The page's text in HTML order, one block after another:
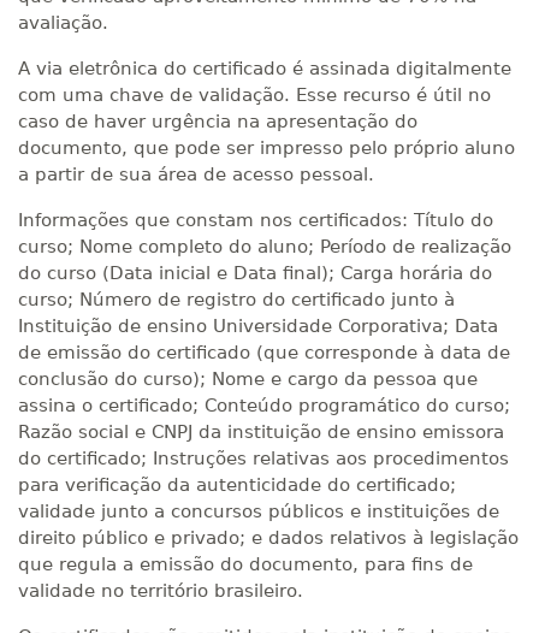
avaliação.
A via eletrônica do certificado é assinada digitalmente
com uma chave de validação. Esse recurso é útil no
caso de haver urgência na apresentação do
documento, que pode ser impresso pelo próprio aluno
a partir de sua área de acesso pessoal.
Informações que constam nos certificados: Título do
curso; Nome completo do aluno; Período de realização
do curso (Data inicial e Data final); Carga horária do
curso; Número de registro do certificado junto à
Instituição de ensino Universidade Corporativa; Data
de emissão do certificado (que corresponde à data de
conclusão do curso); Nome e cargo da pessoa que
assina o certificado; Conteúdo programático do curso;
Razão social e CNPJ da instituição de ensino emissora
do certificado; Instruções relativas aos procedimentos
para verificação da autenticidade do certificado;
validade junto a concursos públicos e instituições de
direito público e privado; e dados relativos à legislação
que regula a emissão do documento, para fins de
validade no território brasileiro.